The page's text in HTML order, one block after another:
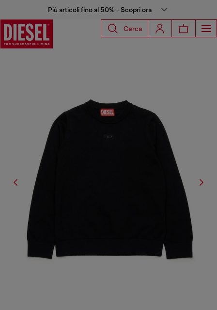
Più articoli fino al 50% - Scopri ora
Cerca